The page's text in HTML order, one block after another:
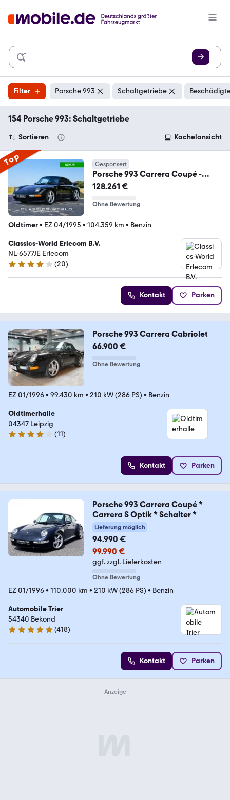
Filter Porsche 993 Schaltgetriebe
154 Porsche 993: Schaltgetriebe
Sortieren Kachelansicht
Top Gesponsert
Porsche 993 Carrera Coupé -
Aerokit - Black Metallic
128.261 €
Ohne Bewertung
Oldtimer• EZ 04/1995 • 104.359 km • Benzin
Classics-World Erlecom B.V.
NL-6577JE Erlecom
3.8 Sterne
(20)
Kontakt Parken
Porsche 993 Carrera Cabriolet
66.900 €
Ohne Bewertung
EZ 01/1996• 99.430 km • 210 kW (286 PS) • Benzin
Oldtimerhalle
04347 Leipzig
4.1 Sterne
(11)
Kontakt Parken
Porsche 993 Carrera Coupé *
Carrera S Optik * Schalter *
Lieferung möglich
94.990 €
99.990 €
ggf. zzgl. Lieferkosten
Ohne Bewertung
EZ 01/1996• 110.000 km • 210 kW (286 PS) • Benzin
Automobile Trier
54340 Bekond
4.9 Sterne
(418)
Kontakt Parken